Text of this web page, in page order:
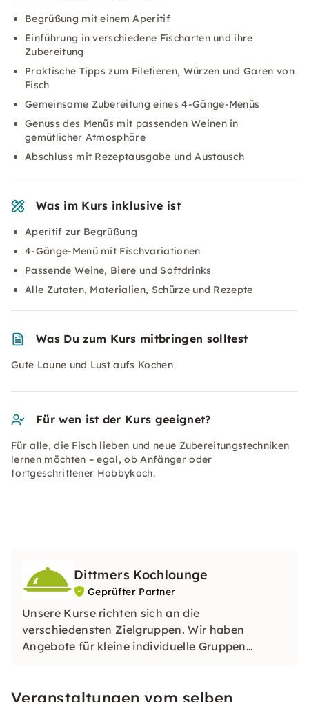
Begrüßung mit einem Aperitif
Einführung in verschiedene Fischarten und ihre
Zubereitung
Praktische Tipps zum Filetieren, Würzen und Garen von
Fisch
Gemeinsame Zubereitung eines 4-Gänge-Menüs
Genuss des Menüs mit passenden Weinen in
gemütlicher Atmosphäre
Abschluss mit Rezeptausgabe und Austausch
Was im Kurs inklusive ist
Aperitif zur Begrüßung
4-Gänge-Menü mit Fischvariationen
Passende Weine, Biere und Softdrinks
Alle Zutaten, Materialien, Schürze und Rezepte
Was Du zum Kurs mitbringen solltest
Gute Laune und Lust aufs Kochen
Für wen ist der Kurs geeignet?
Für alle, die Fisch lieben und neue Zubereitungstechniken
lernen möchten – egal, ob Anfänger oder
fortgeschrittener Hobbykoch.
Dittmers Kochlounge
Geprüfter Partner
Unsere Kurse richten sich an die
verschiedensten Zielgruppen. Wir haben
Angebote für kleine individuelle Gruppen
Veranstaltungen vom selben